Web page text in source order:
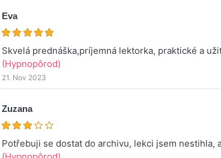
Eva
Skvelá prednáška,príjemná lektorka, praktické a
(Hypnopôrod)
21. Nov 2023
Zuzana
Potřebuji se dostat do archivu, lekci jsem nestihla,